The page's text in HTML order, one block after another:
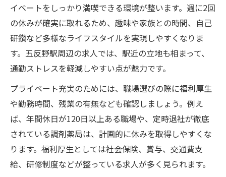
イベートをしっかり満喫できる環境が整います。週に2回
の休みが確実に取れるため、趣味や家族との時間、自己
研鑽など多様なライフスタイルを実現しやすくなりま
す。五反野駅周辺の求人では、駅近の立地も相まって、
通勤ストレスを軽減しやすい点が魅力です。
プライベート充実のためには、職場選びの際に福利厚生
や勤務時間、残業の有無なども確認しましょう。例え
ば、年間休日が120日以上ある職場や、定時退社が徹底
されている調剤薬局は、計画的に休みを取得しやすくな
ります。福利厚生としては社会保険、賞与、交通費支
給、研修制度などが整っている求人が多く見られます。